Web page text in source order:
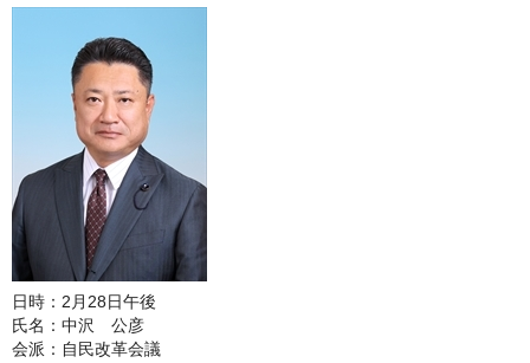
日時：2月28日午後
氏名：中沢 公彦
会派：自民改革会議